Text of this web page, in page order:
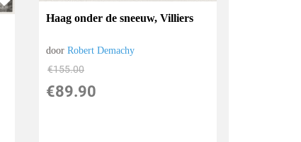
Haag onder de sneeuw, Villiers
doorRobert Demachy
€155.00
€89.90